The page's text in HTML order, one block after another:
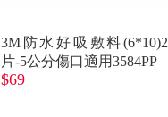
3M防水好吸敷料(6*10)2
片-5公分傷口適用3584PP
$69